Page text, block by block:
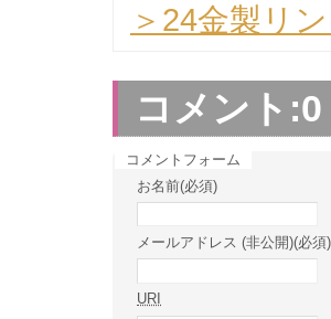
＞24金製リ
コメント:0
コメントフォーム
お名前(必須)
メールアドレス (非公開)(必須)
URI